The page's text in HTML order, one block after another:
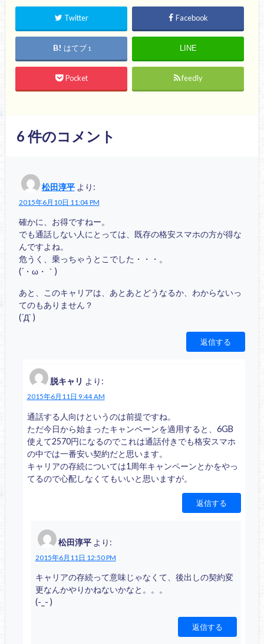
Twitter Facebook
はてブ 1 LINE
Pocket feedly
6件のコメント
松田淳平 より:
2015年6月10日 11:04 PM
確かに、お得ですねー。
でも通話しない人にとっては、既存の格安スマホの方が得な
んですよね。
危うく、乗っちゃうとこでした・・・。
(´・ω・｀)
あと、このキャリアは、あとあとどうなるか、わからないっ
てのもありません？
(´Д` )
返信する
脱キャリ より:
2015年6月11日 9:44 AM
通話する人向けというのは前提ですね。
ただ今日から始まったキャンペーンを適用すると、6GB
使えて2570円になるのでこれは通話付きでも格安スマホ
の中では一番安い契約だと思います。
キャリアの存続については1周年キャンペーンとかをやっ
てるので心配しなくてもいいと思いますが。
返信する
松田淳平 より:
2015年6月11日 12:50 PM
キャリアの存続って意味じゃなくて、後出しの契約変
更なんかやりかねないかなと。。。
(-_- )
返信する